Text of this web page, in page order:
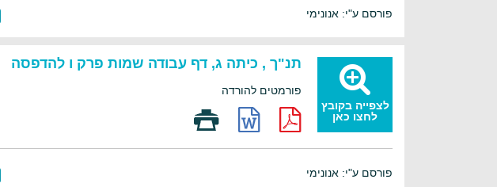
פורסם ע"י: אנונימי
לצפייה בקובץ
לחצו כאן
תנ"ך , כיתה ג, דף עבודה שמות פרק ו להדפסה
פורמטים להורדה
פורסם ע"י: אנונימי